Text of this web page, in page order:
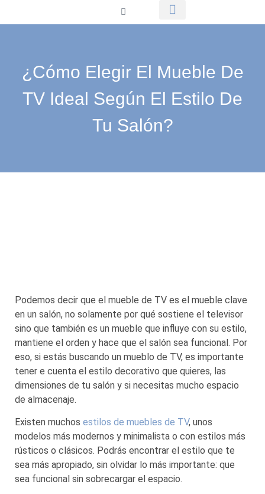
¿Cómo Elegir El Mueble De
TV Ideal Según El Estilo De
Tu Salón?
Podemos decir que el mueble de TV es el mueble clave
en un salón, no solamente por qué sostiene el televisor
sino que también es un mueble que influye con su estilo,
mantiene el orden y hace que el salón sea funcional. Por
eso, si estás buscando un mueblo de TV, es importante
tener e cuenta el estilo decorativo que quieres, las
dimensiones de tu salón y si necesitas mucho espacio
de almacenaje.
Existen muchos estilos de muebles de TV, unos
modelos más modernos y minimalista o con estilos más
rústicos o clásicos. Podrás encontrar el estilo que te
sea más apropiado, sin olvidar lo más importante: que
sea funcional sin sobrecargar el espacio.